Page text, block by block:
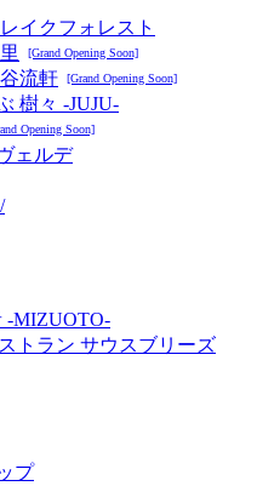
イクフォレスト
[Grand Opening Soon]
流軒 [Grand Opening Soon]
樹々 -JUJU-
Opening Soon]
ェルデ
-MIZUOTO-
トラン サウスブリーズ
プ